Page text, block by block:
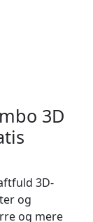
3D
3D-
og
og mere